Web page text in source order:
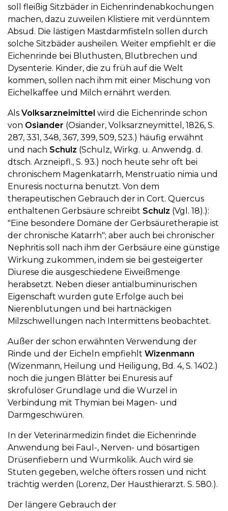
soll fleißig Sitzbäder in Eichenrindenabkochungen
machen, dazu zuweilen Klistiere mit verdünntem
Absud. Die lästigen Mastdarmfisteln sollen durch
solche Sitzbäder ausheilen. Weiter empfiehlt er die
Eichenrinde bei Bluthusten, Blutbrechen und
Dysenterie. Kinder, die zu früh auf die Welt
kommen, sollen nach ihm mit einer Mischung von
Eichelkaffee und Milch ernährt werden.
Als Volksarzneimittel wird die Eichenrinde schon
von Osiander (Osiander, Volksarzneymittel, 1826, S.
287, 331, 348, 367, 399, 509, 523.) häufig erwähnt
und nach Schulz (Schulz, Wirkg. u. Anwendg. d.
dtsch. Arzneipfl., S. 93.) noch heute sehr oft bei
chronischem Magenkatarrh, Menstruatio nimia und
Enuresis nocturna benutzt. Von dem
therapeutischen Gebrauch der in Cort. Quercus
enthaltenen Gerbsäure schreibt Schulz (Vgl. 18).):
"Eine besondere Domäne der Gerbsäuretherapie ist
der chronische Katarrh"; aber auch bei chronischer
Nephritis soll nach ihm der Gerbsäure eine günstige
Wirkung zukommen, indem sie bei gesteigerter
Diurese die ausgeschiedene Eiweißmenge
herabsetzt. Neben dieser antialbuminurischen
Eigenschaft wurden gute Erfolge auch bei
Nierenblutungen und bei hartnäckigen
Milzschwellungen nach Intermittens beobachtet.
Außer der schon erwähnten Verwendung der
Rinde und der Eicheln empfiehlt Wizenmann
(Wizenmann, Heilung und Heiligung, Bd. 4, S. 1402.)
noch die jungen Blätter bei Enuresis auf
skrofulöser Grundlage und die Wurzel in
Verbindung mit Thymian bei Magen- und
Darmgeschwüren.
In der Veterinärmedizin findet die Eichenrinde
Anwendung bei Faul-, Nerven- und bösartigen
Drüsenfiebern und Wurmkolik. Auch wird sie
Stuten gegeben, welche öfters rossen und nicht
trächtig werden (Lorenz, Der Hausthierarzt. S. 580.).
Der längere Gebrauch der